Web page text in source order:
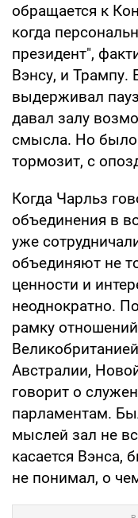
обращается к
когда
президент",
Вэнсу, и Трампу.
выдерживал
давал залу
смысла. Но было
тормозит, с
Когда Чарльз
объединения в
уже
объединяют не
ценности и
неоднократно.
рамку
Австралии,
говорит о
парламентам.
мыслей зал не
касается Вэнса,
не понимал, о